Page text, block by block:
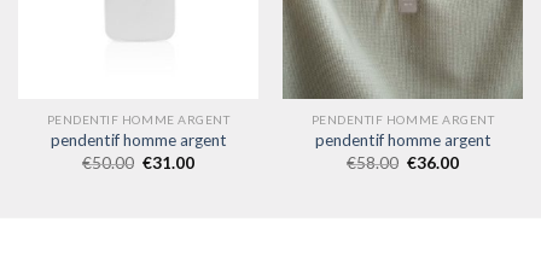
PENDENTIF HOMME ARGENT
pendentif homme argent
€50.00 €31.00
PENDENTIF HOMME ARGENT
pendentif homme argent
€58.00 €36.00